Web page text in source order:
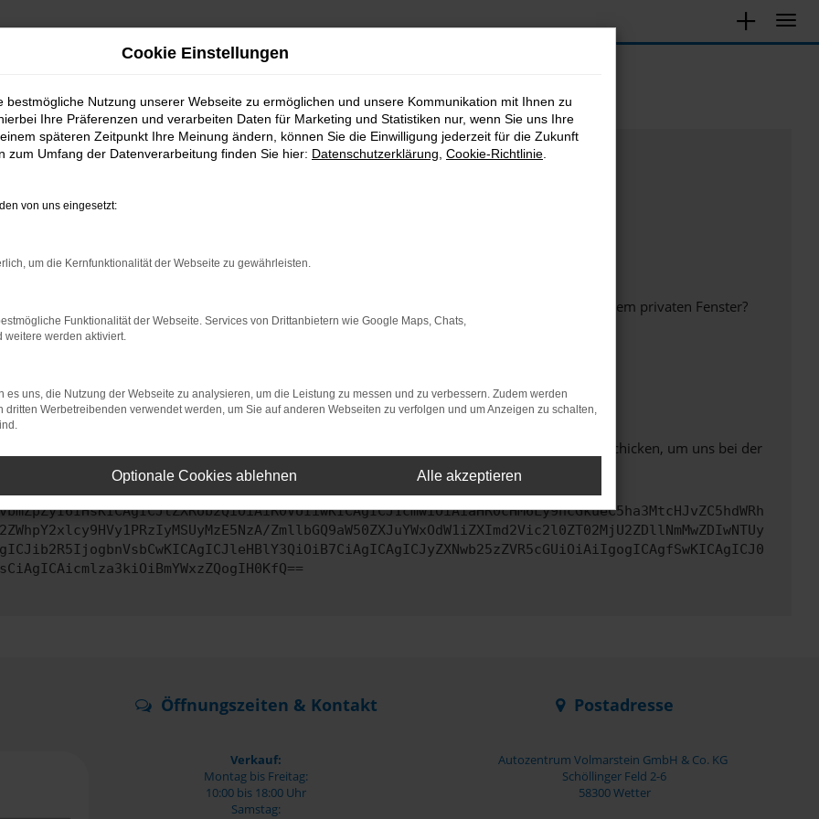
bestimmter Seiten verhindern. Funktioniert die Seite in einem anderen Browser oder in einem privaten Fenster?
beheben.
auf dem neuesten Stand sind.
kann auch dazu führen, dass bestimmte Funktionen nicht mehr unterstützt werden.
uns bitte. Wir werden versuchen, das Problem zu beheben. Du kannst uns diesen Text schicken, um uns bei der
ZmllbGQ9aW50ZXJuYWxOdW1iZXImd2Vic2l0ZT02MjU2ZDllNmMwZDIwNTUy
Öffnungszeiten & Kontakt
Verkauf:
Montag bis Freitag:
10:00 bis 18:00 Uhr
Samstag:
Postadresse
Autozentrum Volmarstein GmbH & Co. KG
Schöllinger Feld 2-6
58300 Wetter
Cookie Einstellungen
bestmögliche Nutzung unserer Webseite zu ermöglichen und unsere Kommunikation mit Ihnen zu
Ihre Präferenzen und verarbeiten Daten für Marketing und Statistiken nur, wenn Sie uns Ihre
späteren Zeitpunkt Ihre Meinung ändern, können Sie die Einwilligung jederzeit für die Zukunft
zum Umfang der Datenverarbeitung finden Sie hier: Datenschutzerklärung Cookie-Richtlinie
von uns eingesetzt:
um die Kernfunktionalität der Webseite zu gewährleisten.
Funktionalität der Webseite. Services von Drittanbietern wie Google Maps, Chats,
weitere werden aktiviert.
es uns, die Nutzung der Webseite zu analysieren, um die Leistung zu messen und zu verbessern. Zudem werden
dritten Werbetreibenden verwendet werden, um Sie auf anderen Webseiten zu verfolgen und um Anzeigen zu schalten,
Optionale Cookies ablehnen Alle akzeptieren